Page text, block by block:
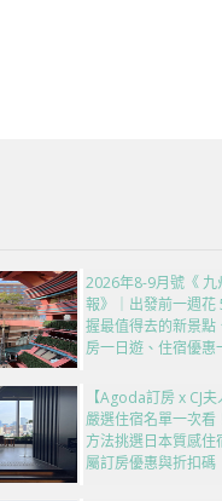
2026年8-9月號《 九
報》｜出發前一週花
握最值得去的新景點
房一日遊、住宿優惠
【Agoda訂房 x CJ
嚴選住宿名單一次看
方法挑選日本質感住
屬訂房優惠與折扣碼